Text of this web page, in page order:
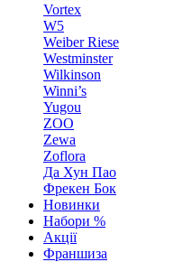
Vortex
W5
Weiber Riese
Westminster
Wilkinson
Winni’s
Yugou
ZOO
Zewa
Zoflora
Да Хун Пао
Фрекен Бок
Новинки
Набори %
Акції
Франшиза